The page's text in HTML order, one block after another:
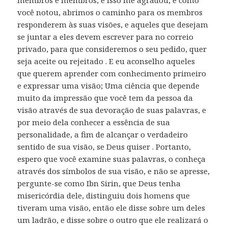
você notou, abrimos o caminho para os membros
responderem às suas visões, e aqueles que desejam
se juntar a eles devem escrever para no correio
privado, para que consideremos o seu pedido, quer
seja aceite ou rejeitado . E eu aconselho aqueles
que querem aprender com conhecimento primeiro
e expressar uma visão; Uma ciência que depende
muito da impressão que você tem da pessoa da
visão através de sua devoração de suas palavras, e
por meio dela conhecer a essência de sua
personalidade, a fim de alcançar o verdadeiro
sentido de sua visão, se Deus quiser . Portanto,
espero que você examine suas palavras, o conheça
através dos símbolos de sua visão, e não se apresse,
pergunte-se como Ibn Sirin, que Deus tenha
misericórdia dele, distinguiu dois homens que
tiveram uma visão, então ele disse sobre um deles
um ladrão, e disse sobre o outro que ele realizará o